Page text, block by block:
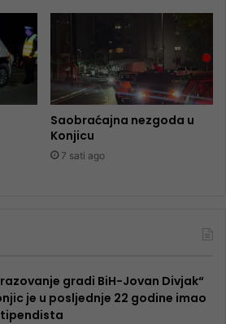
Saobraćajna nezgoda u
Konjicu
7 sati ago
gradi BiH-Jovan Divjak“
je u posljednje 22 godine imao